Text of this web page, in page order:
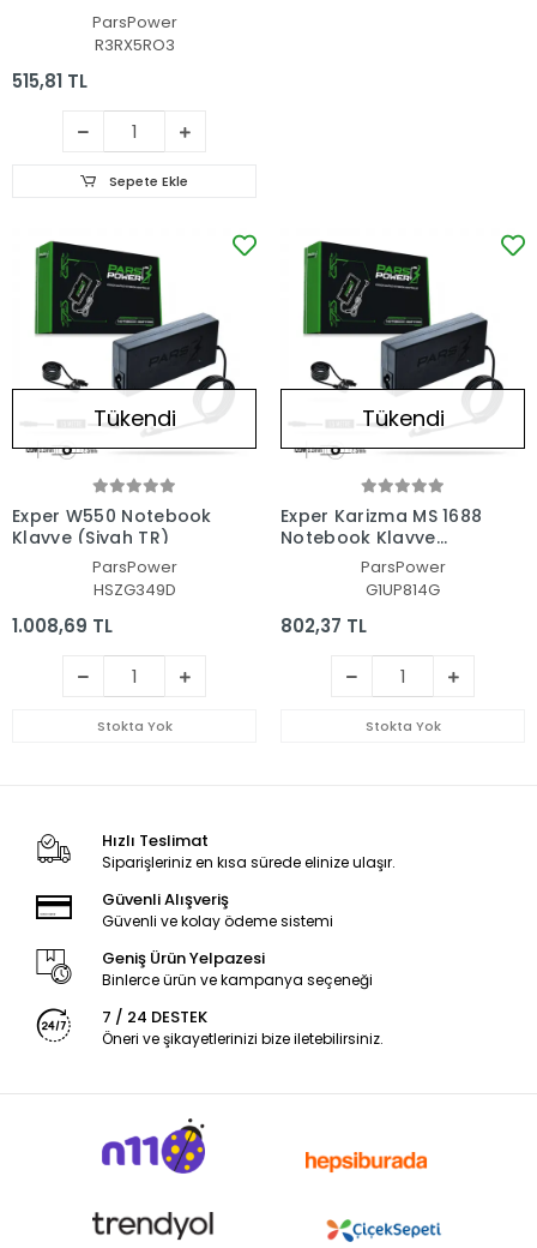
ParsPower
R3RX5RO3
515,81 TL
Sepete Ekle
Tükendi
Exper W550 Notebook
Klavye (Siyah TR)
ParsPower
HSZG349D
1.008,69 TL
Stokta Yok
Tükendi
Exper Karizma MS 1688
Notebook Klavye
(Siyah TR)ParsPower
G1UP814G
802,37 TL
Stokta Yok
Hızlı Teslimat
Siparişleriniz en kısa sürede elinize ulaşır.
Güvenli Alışveriş
Güvenli ve kolay ödeme sistemi
Geniş Ürün Yelpazesi
Binlerce ürün ve kampanya seçeneği
7 / 24 DESTEK
Öneri ve şikayetlerinizi bize iletebilirsiniz.